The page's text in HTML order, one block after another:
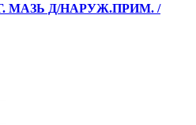
МАЗЬ Д/НАРУЖ.ПРИМ. /